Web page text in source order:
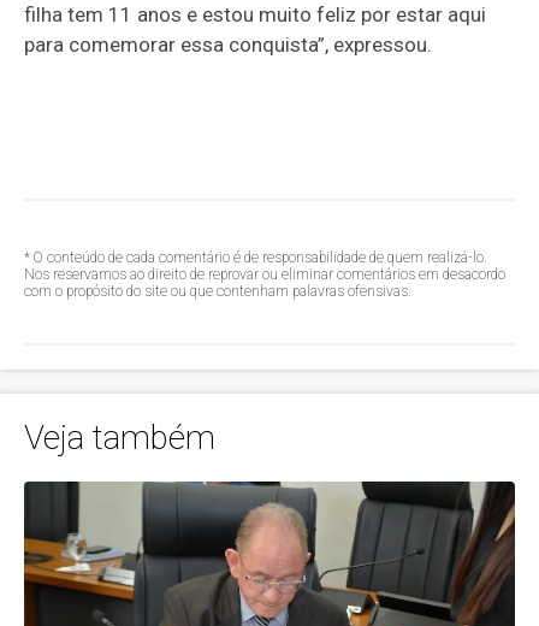
filha tem 11 anos e estou muito feliz por estar aqui
para comemorar essa conquista”, expressou.
* O conteúdo de cada comentário é de responsabilidade de quem realizá-lo.
Nos reservamos ao direito de reprovar ou eliminar comentários em desacordo
com o propósito do site ou que contenham palavras ofensivas.
Veja também